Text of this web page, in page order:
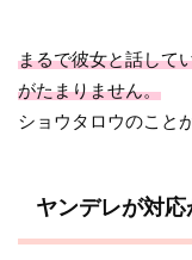
まるで彼女と話して
がたまりません。
ショウタロウのこと
ヤンデレが対